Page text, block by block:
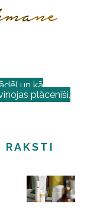
un kā
plācenīši.
RAKSTI